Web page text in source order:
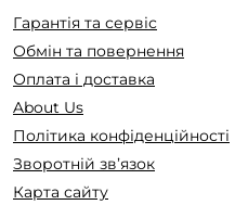
Гарантія та сервіс
Обмін та повернення
Оплата і доставка
About Us
Політика конфіденційності
Зворотній зв’язок
Карта сайту